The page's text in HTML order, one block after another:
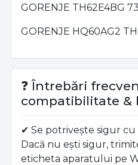
GORENJE TH62E4BG
GORENJE HQ60AG2
❓ Întrebări
compatibilitate &
✔ Se potrivește sigur
Dacă nu ești sigur,
eticheta aparatului pe